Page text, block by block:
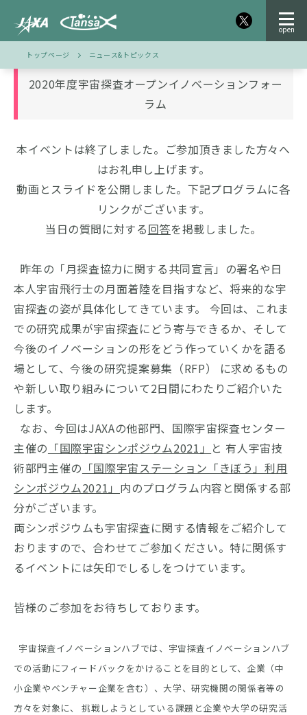
トップページ ニュース&トピックス
2020年度宇宙探査オープンイノベーションフォー
ラム
本イベントは終了しました。ご参加頂きました方々へ
はお礼申し上げます。
動画とスライドを公開しました。下記プログラムに各
リンクがございます。
当日の質問に対する回答を掲載しました。
昨年の「月探査協力に関する共同宣言」の署名や日
本人宇宙飛行士の月面着陸を目指すなど、将来的な宇
宙探査の姿が具体化してきています。 今回は、これま
での研究成果が宇宙探査にどう寄与できるか、そして
今後のイノベーションの形をどう作っていくかを語る
場として、今後の研究提案募集（RFP） に求めるもの
や新しい取り組みについて2日間にわたりご紹介いた
します。
なお、今回はJAXAの他部門、国際宇宙探査センター
主催の 「国際宇宙シンポジウム2021」 と 有人宇宙技
術部門主催の 「国際宇宙ステーション「きぼう」利用
シンポジウム2021」 内のプログラム内容と関係する部
分がございます。
両シンポジウムも宇宙探査に関する情報をご紹介して
おりますので、合わせてご参加ください。特に関係す
るイベントには矢印でしるしをつけています。
皆様のご参加をお待ちしております。
宇宙探査イノベーションハブでは、宇宙探査イノベーションハブ
での活動にフィードバックをかけることを目的として、企業（中
小企業やベンチャー企業を含む）、大学、研究機関の関係者等の
方々を対象に、 挑戦しようとしている課題と企業や大学の研究活